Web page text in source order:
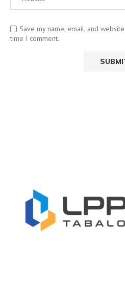
Save my name, email, and
time I comment.